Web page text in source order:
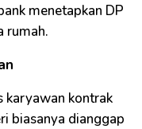
menetapkan DP
rumah.
karyawan kontrak
biasanya dianggap